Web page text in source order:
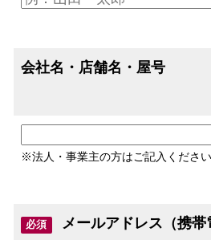
会社名・店舗名・屋号
※法人・事業主の方はご記入ください
必須
メールアドレス（携